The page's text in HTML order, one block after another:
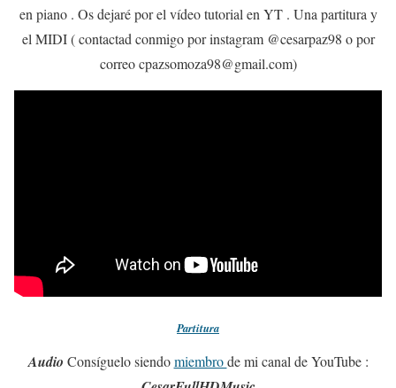
en piano . Os dejaré por el vídeo tutorial en YT . Una partitura y
el MIDI ( contactad conmigo por instagram @cesarpaz98 o por
correo cpazsomoza98@gmail.com)
Partitura
Audio Consíguelo siendomiembrode mi canal de YouTube :